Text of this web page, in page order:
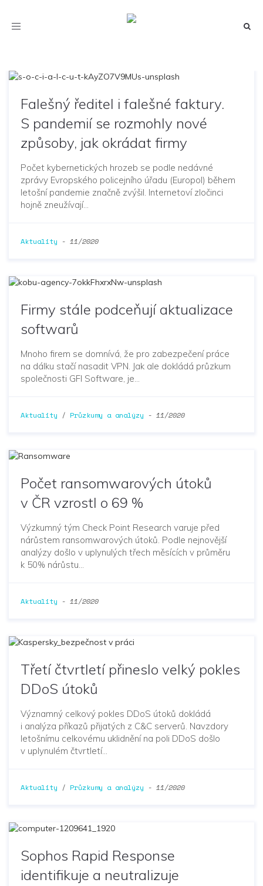
Toggle
Falešný ředitel i falešné faktury.
S pandemií se rozmohly nové
způsoby, jak okrádat firmy
Počet kybernetických hrozeb se podle nedávné
zprávy Evropského policejního úřadu (Europol) během
letošní pandemie značně zvýšil. Internetoví zločinci
hojně zneužívají…
Aktuality - 11/2020
Firmy stále podceňují aktualizace
softwarů
Mnoho firem se domnívá, že pro zabezpečení práce
na dálku stačí nasadit VPN. Jak ale dokládá průzkum
společnosti GFI Software, je…
Aktuality / Průzkumy a analýzy - 11/2020
Počet ransomwarových útoků
v ČR vzrostl o 69 %
Výzkumný tým Check Point Research varuje před
nárůstem ransomwarových útoků. Podle nejnovější
analýzy došlo v uplynulých třech měsících v průměru
k 50% nárůstu…
Aktuality - 11/2020
Třetí čtvrtletí přineslo velký pokles
DDoS útoků
Významný celkový pokles DDoS útoků dokládá
i analýza příkazů přijatých z C&C serverů. Navzdory
letošnímu celkovému uklidnění na poli DDoS došlo
v uplynulém čtvrtletí…
Aktuality / Průzkumy a analýzy - 11/2020
Sophos Rapid Response
identifikuje a neutralizuje